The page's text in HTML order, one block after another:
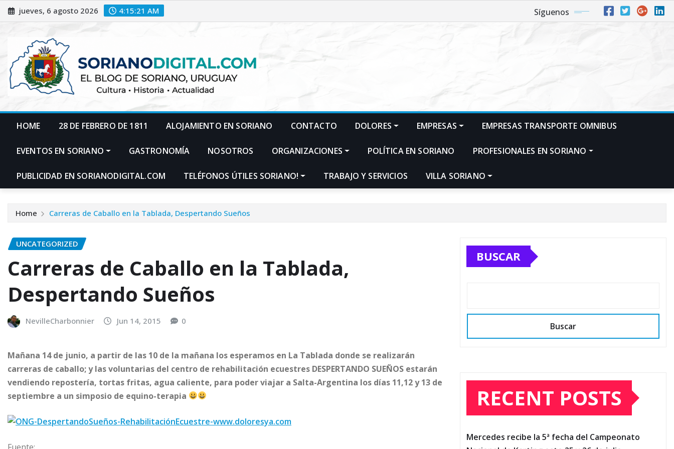
Skip
to
jueves, 6 agosto 2026 4:15:22 AM Síguenos
HOME 28 DE FEBRERO DE 1811 ALOJAMIENTO EN SORIANO CONTACTO DOLORES EMPRESAS EMPRESAS TRANSPORTE OMNIBUS
EVENTOS EN SORIANO GASTRONOMÍA NOSOTROS ORGANIZACIONES POLÍTICA EN SORIANO PROFESIONALES EN SORIANO
PUBLICIDAD EN SORIANODIGITAL.COM TELÉFONOS ÚTILES SORIANO! TRABAJO Y SERVICIOS VILLA SORIANO
Home Carreras de Caballo en la Tablada, Despertando Sueños
UNCATEGORIZED
Carreras de Caballo en la Tablada,
Despertando Sueños
NevilleCharbonnier Jun 14, 2015 0
Mañana 14 de junio, a partir de las 10 de la mañana los esperamos en La Tablada donde se realizarán
carreras de caballo; y las voluntarias del centro de rehabilitación ecuestres DESPERTANDO SUEÑOS estarán
vendiendo repostería, tortas fritas, agua caliente, para poder viajar a Salta-Argentina los días 11,12 y 13 de
septiembre a un simposio de equino-terapia
Fuente:
BUSCAR
Buscar
RECENT POSTS
Mercedes recibe la 5ª fecha del Campeonato